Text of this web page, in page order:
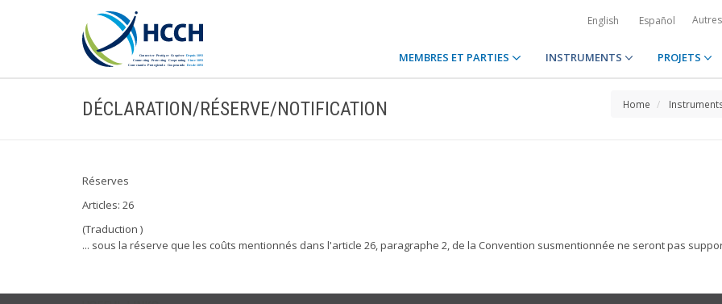
English Español
MEMBRES ET PARTIES INSTRUMENTS PROJETS
DÉCLARATION/RÉSERVE/NOTIFICATION Home
Réserves
Articles: 26
(Traduction )
... sous la réserve que les coûts mentionnés dans l'article 26, paragraphe 2, de la Convention susmentionnée ne seront pas